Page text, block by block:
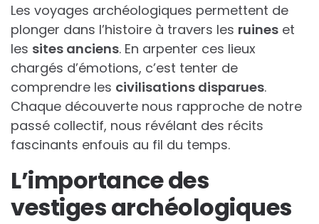
Les voyages archéologiques permettent de
plonger dans l’histoire à travers les ruines et
les sites anciens. En arpenter ces lieux
chargés d’émotions, c’est tenter de
comprendre les civilisations disparues.
Chaque découverte nous rapproche de notre
passé collectif, nous révélant des récits
fascinants enfouis au fil du temps.
L’importance des
vestiges archéologiques